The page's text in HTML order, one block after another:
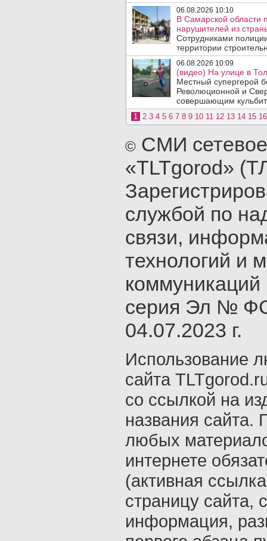
06.08.2026 10:10
В Самарской области
нарушителей из
Сотрудниками
территории
06.08.2026 10:09
(видео) На улице в
Местный супергерой
Революционной и
совершающим
1 2 3 4 5 6 7 8 9 10 11 12 13 14 15 16
© СМИ
«TLTgorod»
службой по
связи,
технологий и
серия Эл №
04.07.2023 г.
Использование
сайта
со ссылкой на
названия сайта.
любых
интернете
(активная
страницу сайта,
информация,